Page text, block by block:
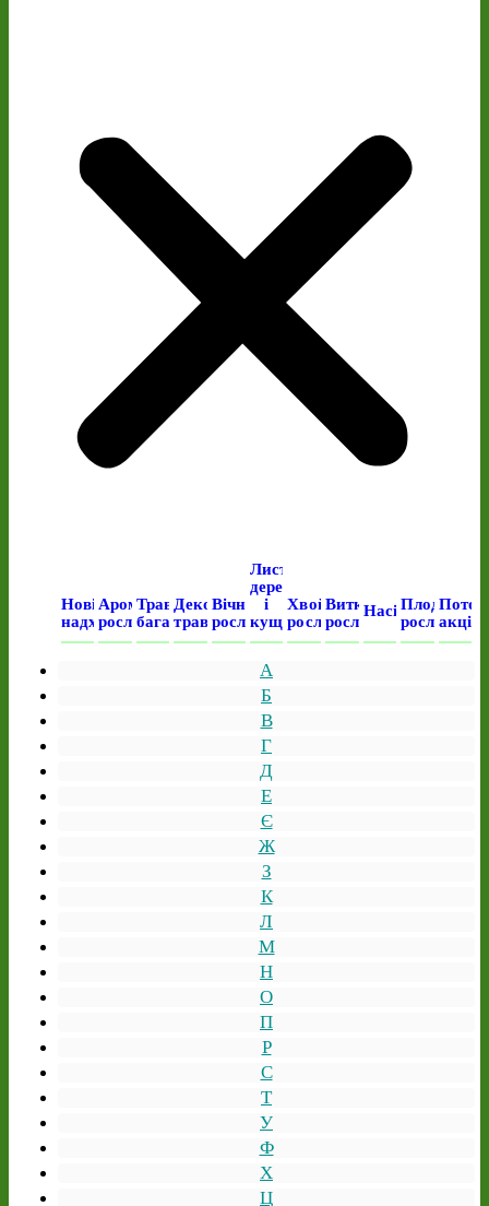
Нові
надходження
Ароматичні
рослини
Трав’янисті
багаторічні
Декоративні
трави
Вічнозелені
рослини
Листяні
дерева
і
кущі
Хвойні
рослини
Виткі
рослини
НасінняПлодові
рослини
акція
А
Б
В
Г
Д
Е
Є
Ж
З
К
Л
М
Н
О
П
Р
С
Т
У
Ф
Х
Ц